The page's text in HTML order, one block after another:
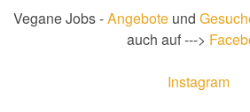
Vegane Jobs -Angebote und
auch auf --->
Instagram